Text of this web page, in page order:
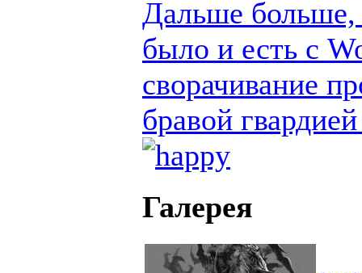
Дальше больше,
было и есть с
сворачивание
бравой
Галерея